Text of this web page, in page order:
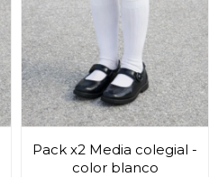
Pack x2 Media colegial -
color blanco